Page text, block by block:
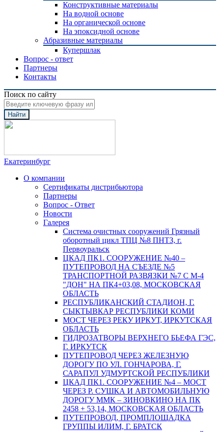
Конструктивные материалы
На водной основе
На органической основе
На эпоксидной основе
Абразивные материалы
Купершлак
Вопрос - ответ
Партнеры
Контакты
Поиск по сайту
Найти
Екатеринбург
О компании
Сертификаты дистрибьютора
Партнеры
Вопрос - Ответ
Новости
Галерея
Система очистных сооружений Грязный
оборотный цикл ТПЦ №8 ПНТЗ, г.
Первоуральск
ЦКАД ПК1. СООРУЖЕНИЕ №40 –
ПУТЕПРОВОД НА СЪЕЗДЕ №5
ТРАНСПОРТНОЙ РАЗВЯЗКИ №7 С М-4
"ДОН" НА ПК4+03,08, МОСКОВСКАЯ
ОБЛАСТЬ
РЕСПУБЛИКАНСКИЙ СТАДИОН, Г.
СЫКТЫВКАР РЕСПУБЛИКИ КОМИ
МОСТ ЧЕРЕЗ РЕКУ ИРКУТ, ИРКУТСКАЯ
ОБЛАСТЬ
ГИДРОЗАТВОРЫ ВЕРХНЕГО БЬЕФА ГЭС,
Г. ИРКУТСК
ПУТЕПРОВОД ЧЕРЕЗ ЖЕЛЕЗНУЮ
ДОРОГУ ПО УЛ. ГОНЧАРОВА, Г.
САРАПУЛ УДМУРТСКОЙ РЕСПУБЛИКИ
ЦКАД ПК1. СООРУЖЕНИЕ №4 – МОСТ
ЧЕРЕЗ Р. СУШКА И АВТОМОБИЛЬНУЮ
ДОРОГУ ММК – ЗИНОВКИНО НА ПК
2458 + 53,14, МОСКОВСКАЯ ОБЛАСТЬ
ПУТЕПРОВОД, ПРОМПЛОЩАДКА
ГРУППЫ ИЛИМ, Г. БРАТСК